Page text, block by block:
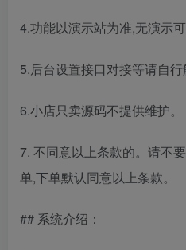
4.功能以演示站为准,无演示
5.后台设置接口对接等请自行
6.小店只卖源码不提供维护。
7. 不同意以上条款的。请不
单,下单默认同意以上条款。
## 系统介绍：